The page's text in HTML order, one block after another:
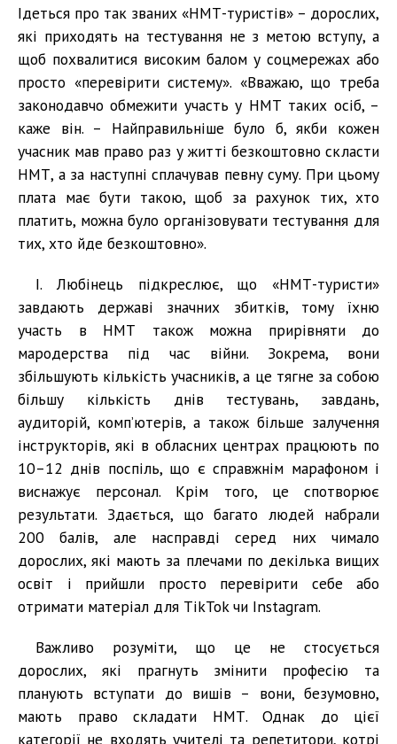
Ідеться про так званих «НМТ-туристів» – дорослих,
які приходять на тестування не з метою вступу, а
щоб похвалитися високим балом у соцмережах або
просто «перевірити систему». «Вважаю, що треба
законодавчо обмежити участь у НМТ таких осіб, –
каже він. – Найправильніше було б, якби кожен
учасник мав право раз у житті безкоштовно скласти
НМТ, а за наступні сплачував певну суму. При цьому
плата має бути такою, щоб за рахунок тих, хто
платить, можна було організовувати тестування для
тих, хто йде безкоштовно».
І. Любінець підкреслює, що «НМТ-туристи»
завдають державі значних збитків, тому їхню
участь в НМТ також можна прирівняти до
мародерства під час війни. Зокрема, вони
збільшують кількість учасників, а це тягне за собою
більшу кількість днів тестувань, завдань,
аудиторій, комп’ютерів, а також більше залучення
інструкторів, які в обласних центрах працюють по
10–12 днів поспіль, що є справжнім марафоном і
виснажує персонал. Крім того, це спотворює
результати. Здається, що багато людей набрали
200 балів, але насправді серед них чимало
дорослих, які мають за плечами по декілька вищих
освіт і прийшли просто перевірити себе або
отримати матеріал для TikTok чи Instagram.
Важливо розуміти, що це не стосується
дорослих, які прагнуть змінити професію та
планують вступати до вишів – вони, безумовно,
мають право складати НМТ. Однак до цієї
категорії не входять учителі та репетитори, котрі